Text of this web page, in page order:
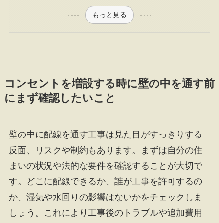
もっと見る
コンセントを増設する時に壁の中を通す前
にまず確認したいこと
壁の中に配線を通す工事は見た目がすっきりする
反面、リスクや制約もあります。まずは自分の住
まいの状況や法的な要件を確認することが大切で
す。どこに配線できるか、誰が工事を許可するの
か、湿気や水回りの影響はないかをチェックしま
しょう。これにより工事後のトラブルや追加費用